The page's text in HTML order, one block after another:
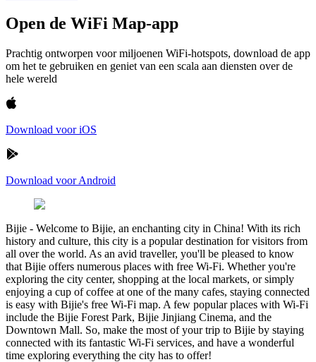
Open de WiFi Map-app
Prachtig ontworpen voor miljoenen WiFi-hotspots, download de app
om het te gebruiken en geniet van een scala aan diensten over de
hele wereld
Download voor iOS
Download voor Android
Bijie - Welcome to Bijie, an enchanting city in China! With its rich
history and culture, this city is a popular destination for visitors from
all over the world. As an avid traveller, you'll be pleased to know
that Bijie offers numerous places with free Wi-Fi. Whether you're
exploring the city center, shopping at the local markets, or simply
enjoying a cup of coffee at one of the many cafes, staying connected
is easy with Bijie's free Wi-Fi map. A few popular places with Wi-Fi
include the Bijie Forest Park, Bijie Jinjiang Cinema, and the
Downtown Mall. So, make the most of your trip to Bijie by staying
connected with its fantastic Wi-Fi services, and have a wonderful
time exploring everything the city has to offer!